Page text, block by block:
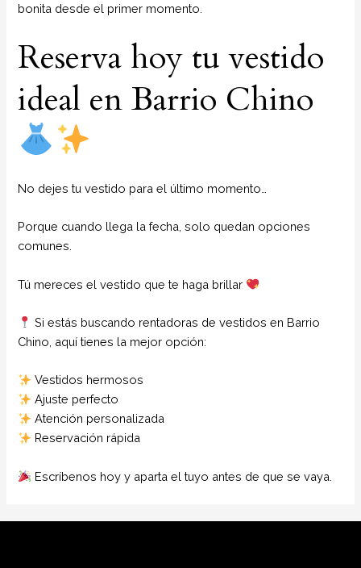
bonita desde el primer momento.
Reserva hoy tu vestido
ideal en Barrio Chino
No dejes tu vestido para el último momento…
Porque cuando llega la fecha, solo quedan opciones
comunes.
Tú mereces el vestido que te haga brillar
Si estás buscando rentadoras de vestidos en Barrio
Chino, aquí tienes la mejor opción:
Vestidos hermosos
Ajuste perfecto
Atención personalizada
Reservación rápida
Escríbenos hoy y aparta el tuyo antes de que se vaya.